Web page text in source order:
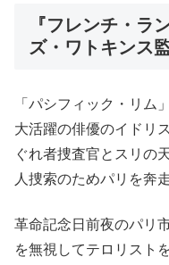
『フレンチ・ラ
ズ・ワトキンス監
「パシフィック・リム
大活躍の俳優のイドリ
ぐれ者捜査官とスリの
人捜索のためパリを奔
革命記念日前夜のパリ
を無視してテロリスト